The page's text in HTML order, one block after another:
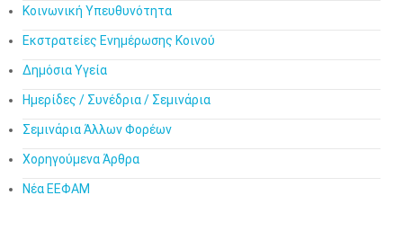
Κοινωνική Υπευθυνότητα
Εκστρατείες Ενημέρωσης Κοινού
Δημόσια Υγεία
Ημερίδες / Συνέδρια / Σεμινάρια
Σεμινάρια Άλλων Φορέων
Χορηγούμενα Άρθρα
Νέα ΕΕΦΑΜ